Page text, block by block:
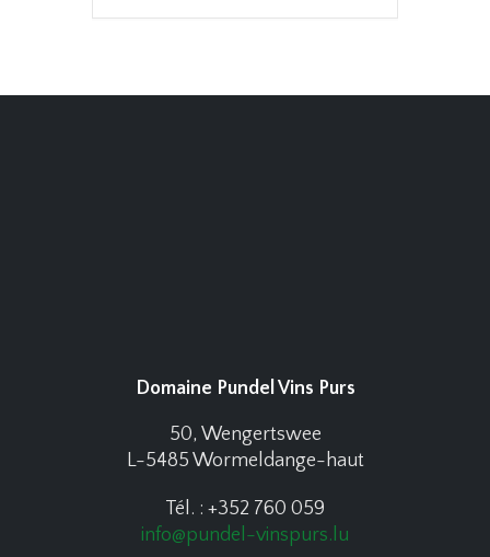
Domaine Pundel Vins Purs
50, Wengertswee
L-5485 Wormeldange-haut
Tél. : +352 760 059
info@pundel-vinspurs.lu